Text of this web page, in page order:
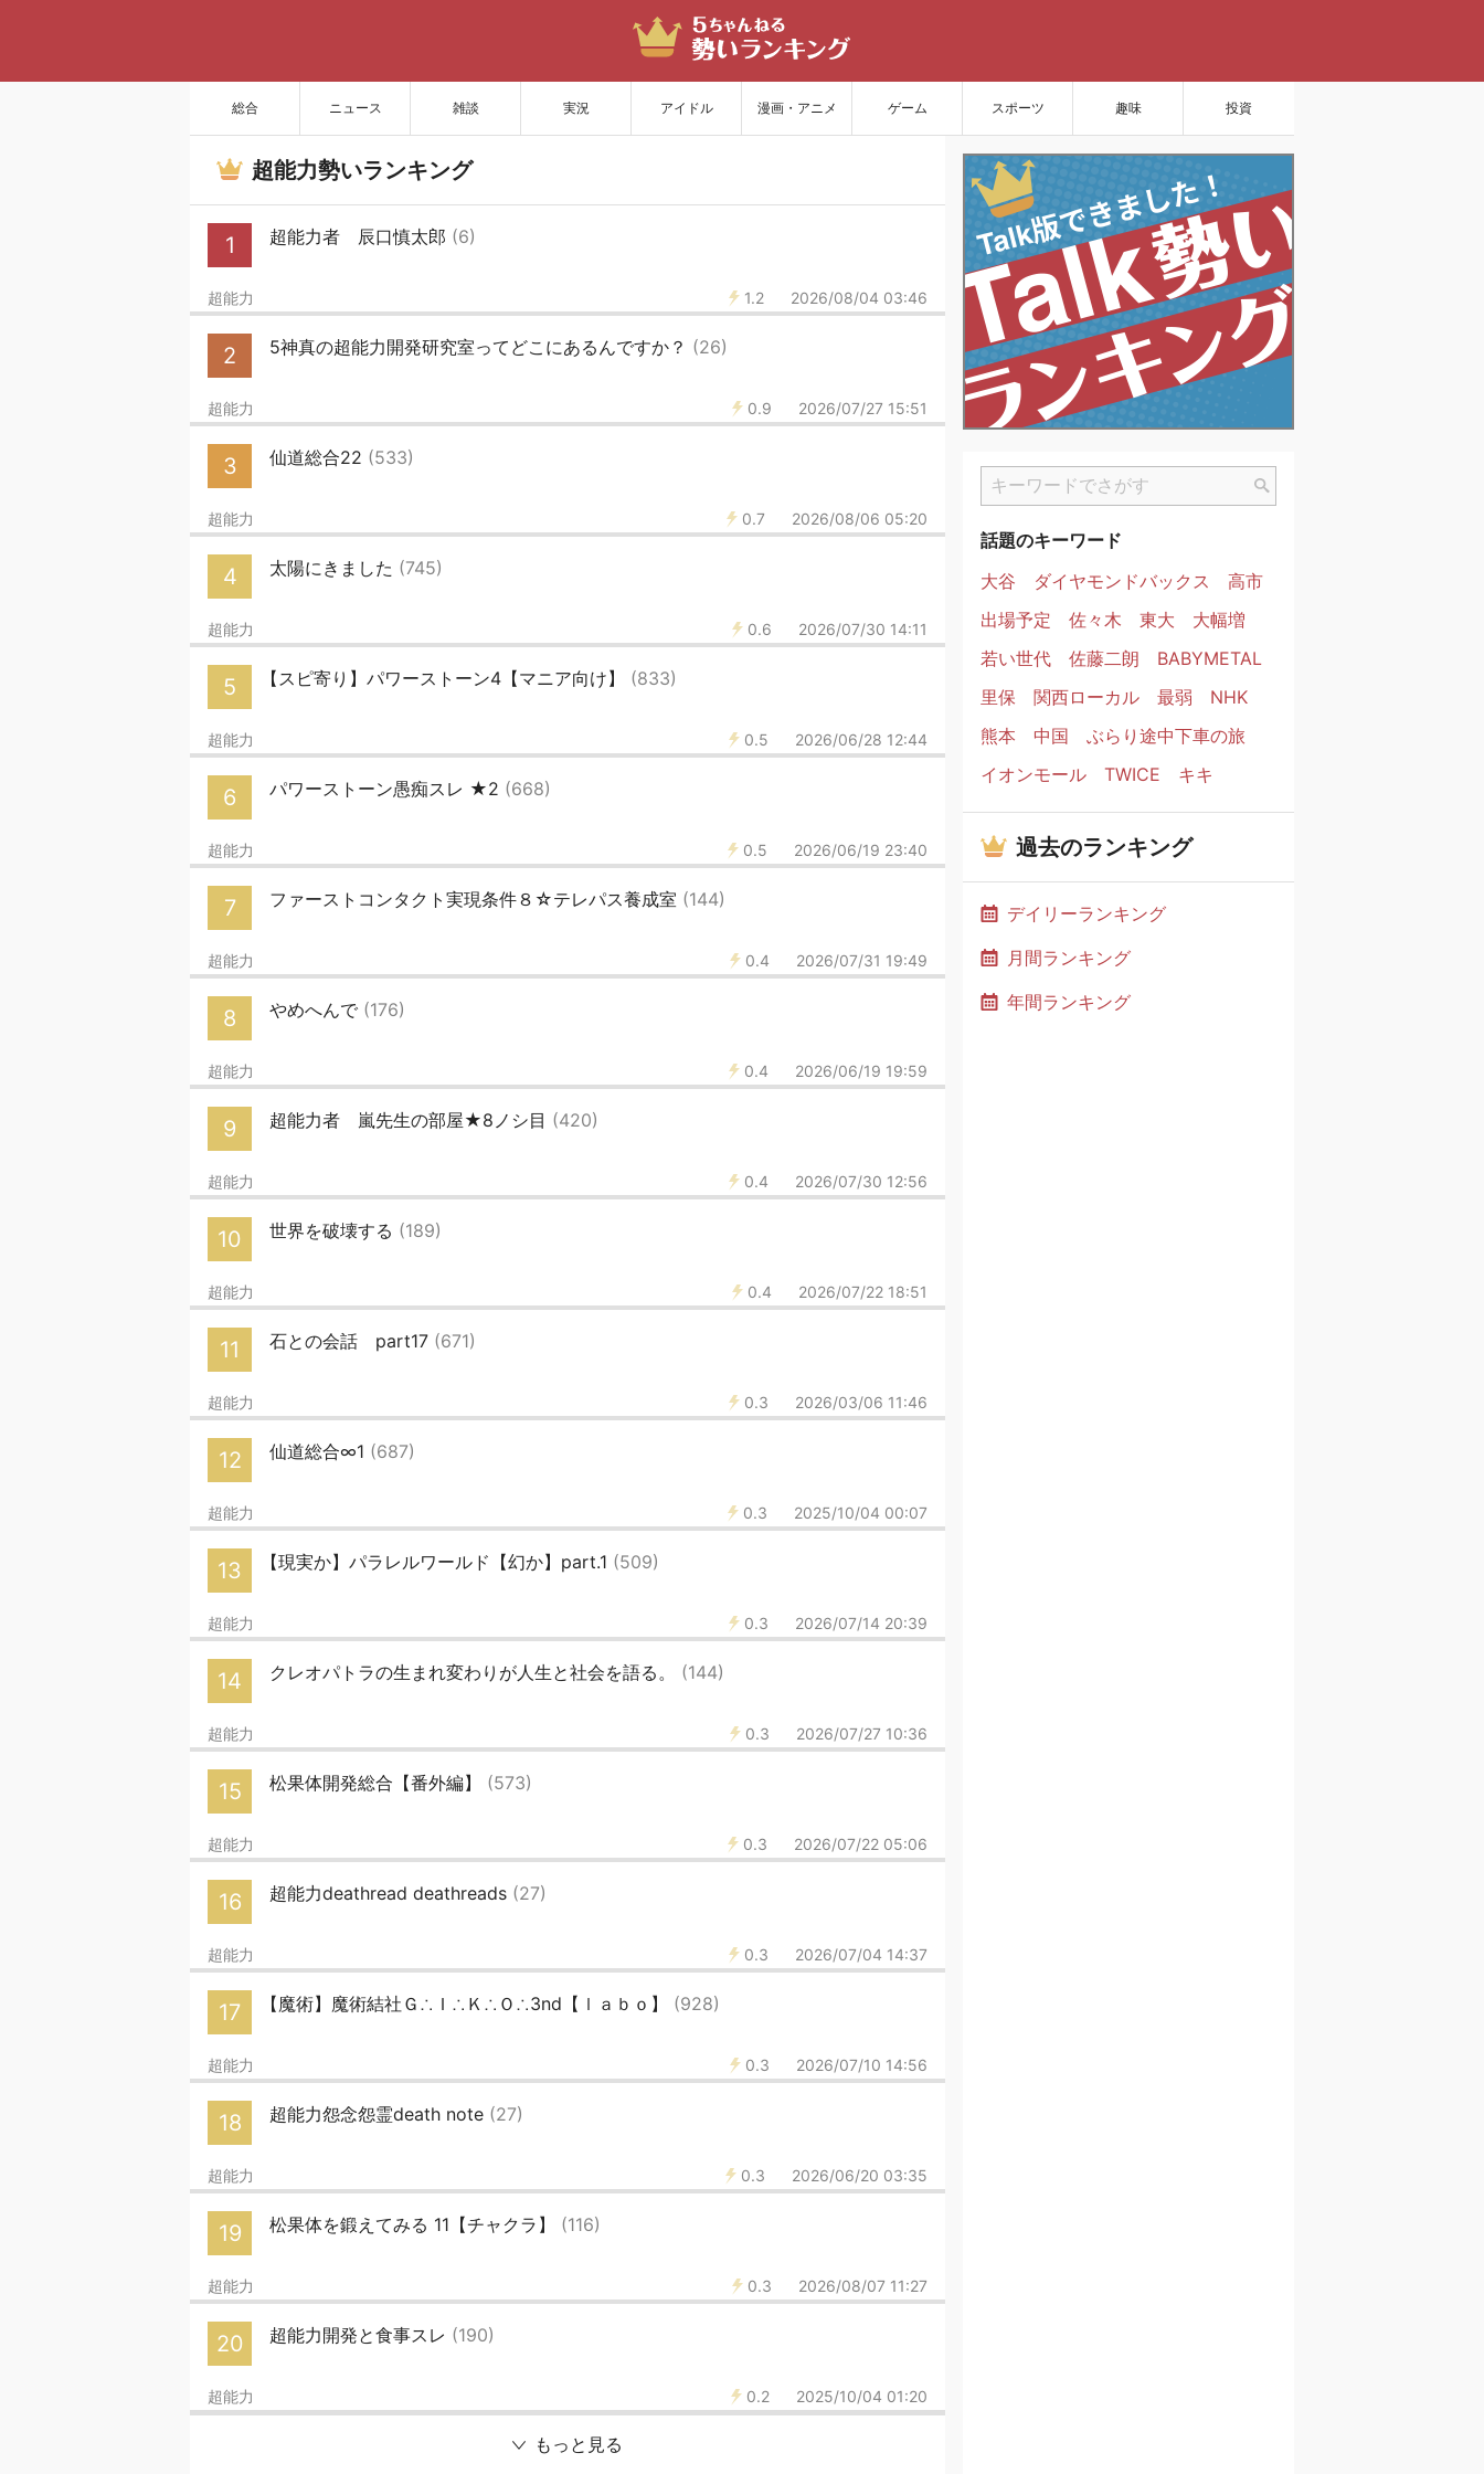
総合 ニュース 雑談 実況 アイドル 漫画・アニメ ゲーム スポーツ 趣味 投資
超能力勢いランキング
1 超能力者 辰口慎太郎 (6)
1.2 2026/08/04 03:46
超能力
2 5神真の超能力開発研究室ってどこにあるんですか？ (26)
0.9 2026/07/27 15:51
超能力
3 仙道総合22 (533)
0.7 2026/08/06 05:20
超能力
4 太陽にきました (745)
0.6 2026/07/30 14:11
超能力
5 【スピ寄り】パワーストーン4【マニア向け】 (833)
0.5 2026/06/28 12:44
超能力
6 パワーストーン愚痴スレ ★2 (668)
0.5 2026/06/19 23:40
超能力
7 ファーストコンタクト実現条件８☆テレパス養成室 (144)
0.4 2026/07/31 19:49
超能力
8 やめへんで (176)
0.4 2026/06/19 19:59
超能力
9 超能力者 嵐先生の部屋★8ノシ目 (420)
0.4 2026/07/30 12:56
超能力
10 世界を破壊する (189)
0.4 2026/07/22 18:51
超能力
11 石との会話 part17 (671)
0.3 2026/03/06 11:46
超能力
12 仙道総合∞1 (687)
0.3 2025/10/04 00:07
超能力
13 【現実か】パラレルワールド【幻か】part.1 (509)
0.3 2026/07/14 20:39
超能力
14 クレオパトラの生まれ変わりが人生と社会を語る。 (144)
0.3 2026/07/27 10:36
超能力
15 松果体開発総合【番外編】 (573)
0.3 2026/07/22 05:06
超能力
16 超能力deathread deathreads (27)
0.3 2026/07/04 14:37
超能力
17 【魔術】魔術結社Ｇ∴Ｉ∴Ｋ∴Ｏ∴3nd【ｌａｂｏ】 (928)
0.3 2026/07/10 14:56
超能力
18 超能力怨念怨霊death note (27)
0.3 2026/06/20 03:35
超能力
19 松果体を鍛えてみる 11【チャクラ】 (116)
0.3 2026/08/07 11:27
超能力
20 超能力開発と食事スレ (190)
0.2 2025/10/04 01:20
超能力
もっと見る
話題のキーワード
大谷
ダイヤモンドバックス
高市
出場予定
佐々木 東大
大幅増
若い世代
佐藤二朗
BABYMETAL
里保
関西ローカル 最弱
NHK
熊本
中国
ぶらり途中下車の旅
イオンモール
TWICE キキ
過去のランキング
デイリーランキング
月間ランキング
年間ランキング